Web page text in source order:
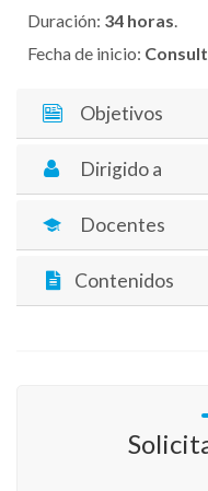
Duración: 34 horas.
Fecha de inicio:
Objetivos
Dirigido a
Docentes
Contenidos